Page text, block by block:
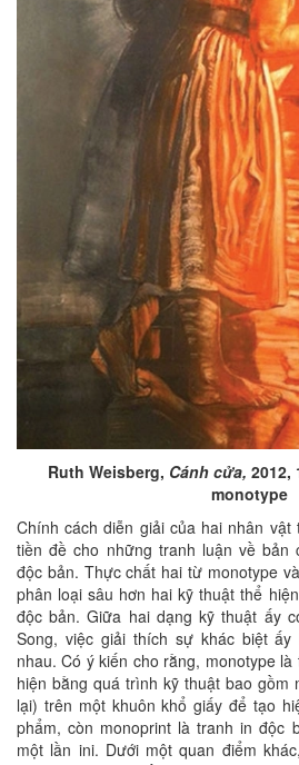
Ruth Weisberg, Cánh cửa, 2012,
monotype
Chính cách diễn giải của hai nhân
tiền đề cho những tranh luận về bản
độc bản. Thực chất hai từ monotype
phân loại sâu hơn hai kỹ thuật thể
độc bản. Giữa hai dạng kỹ thuật ấy
Song, việc giải thích sự khác biệt
nhau. Có ý kiến cho rằng, monotype
hiện bằng quá trình kỹ thuật bao gồm
lại) trên một khuôn khổ giấy để tạo
phẩm, còn monoprint là tranh in độc
một lần ini. Dưới một quan điểm